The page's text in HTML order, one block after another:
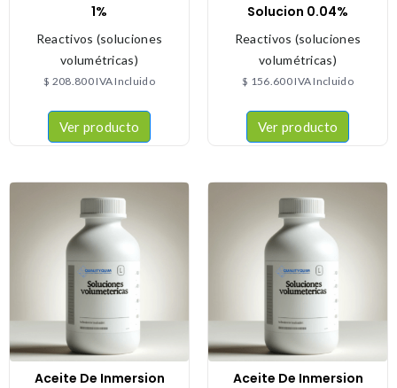
1%
Reactivos (soluciones
volumétricas)
$ 208.800IVA Incluido
Ver producto
Solucion 0.04%
Reactivos (soluciones
volumétricas)
$ 156.600IVA Incluido
Ver producto
Aceite De Inmersion Aceite De Inmersion